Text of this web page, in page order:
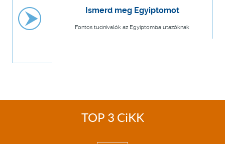
Ismerd meg Egyiptomot
Fontos tudnivalók az Egyiptomba utazóknak
TOP 3 CiKK